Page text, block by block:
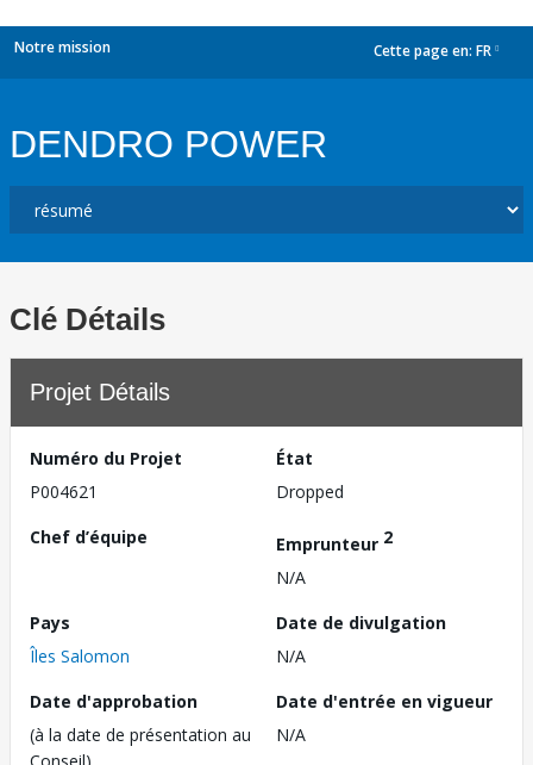
Notre mission Cette page en: FR
DENDRO POWER
Clé Détails
Projet Détails
Numéro du Projet
P004621
État
Dropped
Chef d’équipe
Emprunteur 2
N/A
Pays
Îles Salomon
Date de divulgation
N/A
Date d'approbation
(à la date de présentation au
Conseil)
Date d'entrée en vigueur
N/A